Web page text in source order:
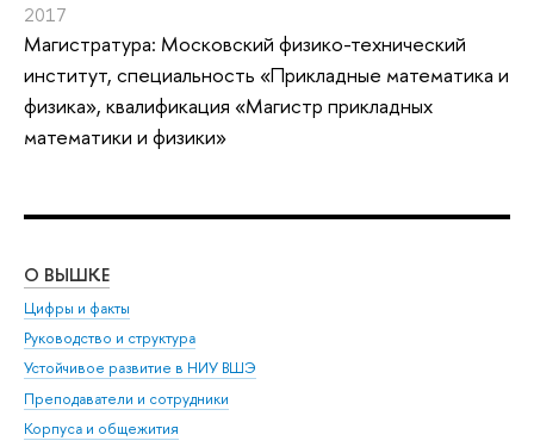
2017
Магистратура: Московский физико-технический
институт, специальность «Прикладные математика и
физика», квалификация «Магистр прикладных
математики и физики»
О ВЫШКЕ
Цифры и факты
Руководство и структура
Устойчивое развитие в НИУ ВШЭ
Преподаватели и сотрудники
Корпуса и общежития